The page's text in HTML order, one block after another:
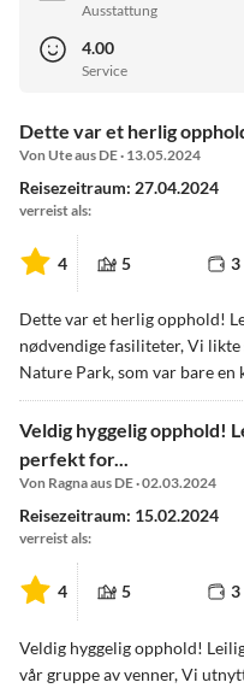
Ausstattung
4.00
Service
Dette var et herlig
Von Ute aus DE · 13.05.2024
Reisezeitraum: 27.04.2024
verreist als:
4 5 3
Dette var et herlig opphold!
nødvendige fasiliteter, Vi
Nature Park, som var bare
Veldig hyggelig opphold!
perfekt for...
Von Ragna aus DE · 02.03.2024
Reisezeitraum: 15.02.2024
verreist als:
4 5 3
Veldig hyggelig opphold!
vår gruppe av venner, Vi